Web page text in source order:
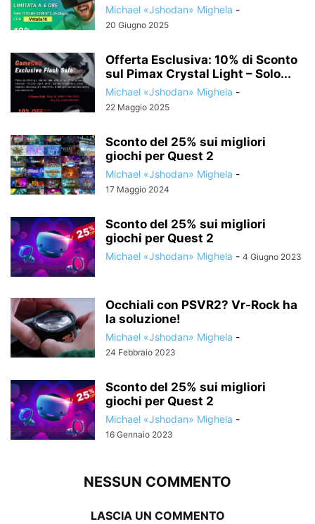
Michael «Jshodan» Mighela -
20 Giugno 2025
Offerta Esclusiva: 10% di Sconto
sul Pimax Crystal Light – Solo...
Michael «Jshodan» Mighela -
22 Maggio 2025
Sconto del 25% sui migliori
giochi per Quest 2
Michael «Jshodan» Mighela -
17 Maggio 2024
Sconto del 25% sui migliori
giochi per Quest 2
Michael «Jshodan» Mighela - 4 Giugno 2023
Occhiali con PSVR2? Vr-Rock ha
la soluzione!
Michael «Jshodan» Mighela -
24 Febbraio 2023
Sconto del 25% sui migliori
giochi per Quest 2
Michael «Jshodan» Mighela -
16 Gennaio 2023
NESSUN COMMENTO
LASCIA UN COMMENTO